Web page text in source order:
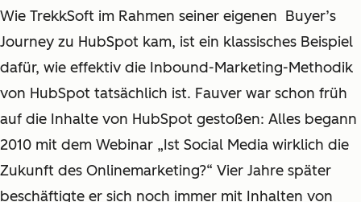
Wie TrekkSoft im Rahmen seiner eigenen Buyer’s
Journey zu HubSpot kam, ist ein klassisches Beispiel
dafür, wie effektiv die Inbound-Marketing-Methodik
von HubSpot tatsächlich ist. Fauver war schon früh
auf die Inhalte von HubSpot gestoßen: Alles begann
2010 mit dem Webinar „Ist Social Media wirklich die
Zukunft des Onlinemarketing?“ Vier Jahre später
beschäftigte er sich noch immer mit Inhalten von